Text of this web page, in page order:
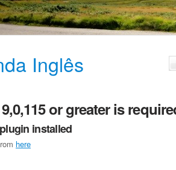
Inglês
or greater is
installed
here